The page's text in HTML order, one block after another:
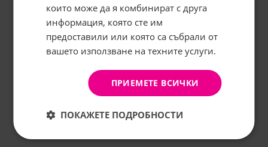
които може да я комбинират с друга
информация, която сте им
предоставили или която са събрали от
вашето използване на техните услуги.
ПРИЕМЕТЕ ВСИЧКИ
ПОКАЖЕТЕ ПОДРОБНОСТИ
АБОНИРАНЕ
Не, благодаря